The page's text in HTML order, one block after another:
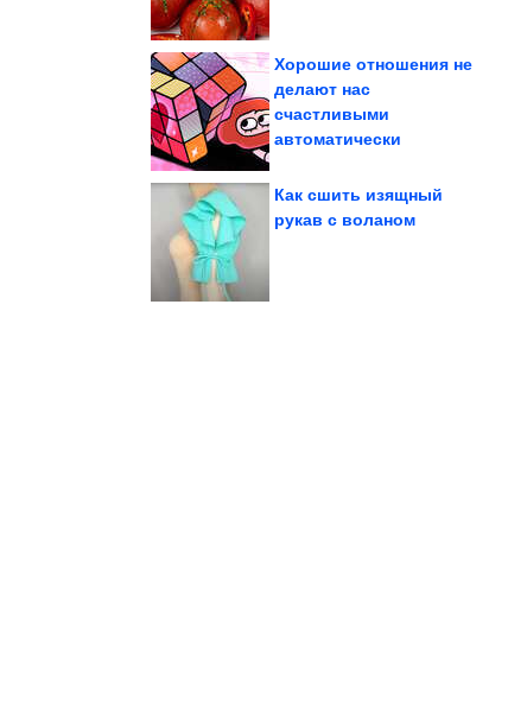
А ведь всё же в точку!
Хорошие отношения не
делают нас
счастливыми
автоматически
Как сшить изящный
рукав с воланом